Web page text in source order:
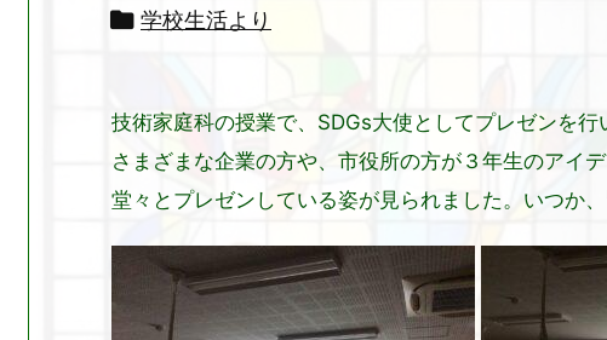
 学校生活より
技術家庭科の授業で、SDGs大使としてプレゼンを行
さまざまな企業の方や、市役所の方が３年生のアイ
堂々とプレゼンしている姿が見られました。いつか